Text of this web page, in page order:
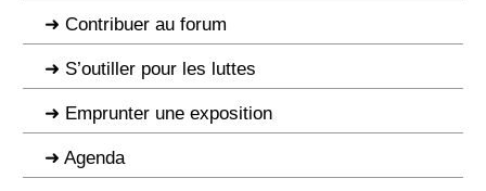
Contribuer au forum
S’outiller pour les luttes
Emprunter une exposition
Agenda